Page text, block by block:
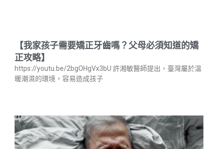
【我家孩子需要矯正牙齒嗎？父母必須知道的矯
正攻略】
https://youtu.be/2bgOHgVx3bU 許湘敏醫師提出，臺灣屬於溫
暖潮濕的環境，容易造成孩子